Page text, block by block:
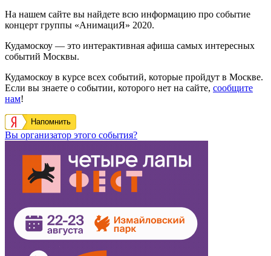
На нашем сайте вы найдете всю информацию про событие
концерт группы «АнимациЯ» 2020.
Кудамоскоу — это интерактивная афиша самых интересных
событий Москвы.
Кудамоскоу в курсе всех событий, которые пройдут в Москве.
Если вы знаете о событии, которого нет на сайте, сообщите
нам!
Напомнить
Вы организатор этого события?